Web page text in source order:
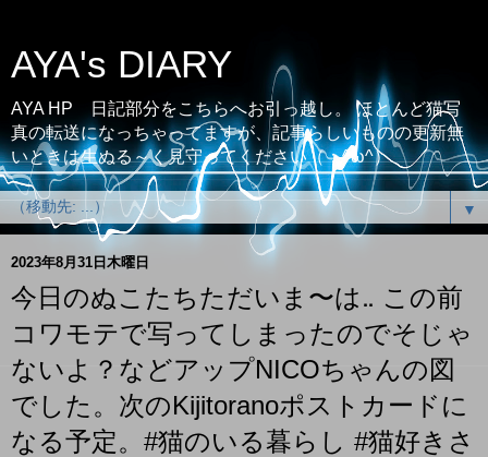
AYA's DIARY
AYA HP 日記部分をこちらへお引っ越し。 ほとんど猫写
真の転送になっちゃってますが、記事らしいものの更新無
いときは生ぬる～く見守ってください（；^ω^）
▼
2023年8月31日木曜日
今日のぬこたちただいま〜は‥ この前
コワモテで写ってしまったのでそじゃ
ないよ？などアップNICOちゃんの図
でした。次のKijitoranoポストカードに
なる予定。#猫のいる暮らし #猫好きさ